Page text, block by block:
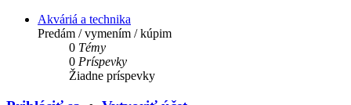
Akváriá a technika
Predám / vymením / kúpim
0 Témy
0 Príspevky
Žiadne príspevky